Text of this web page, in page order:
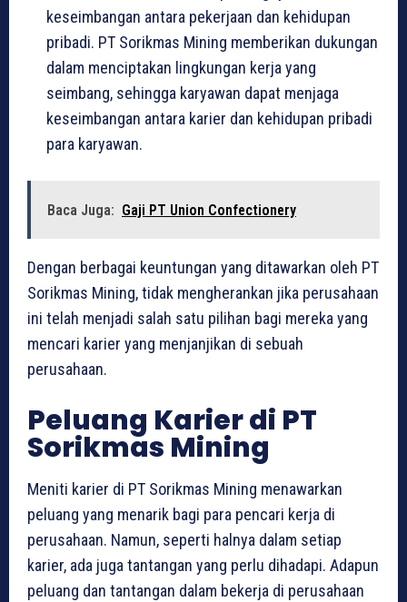
keseimbangan antara pekerjaan dan kehidupan
pribadi. PT Sorikmas Mining memberikan dukungan
dalam menciptakan lingkungan kerja yang
seimbang, sehingga karyawan dapat menjaga
keseimbangan antara karier dan kehidupan pribadi
para karyawan.
Baca Juga: Gaji PT Union Confectionery
Dengan berbagai keuntungan yang ditawarkan oleh PT
Sorikmas Mining, tidak mengherankan jika perusahaan
ini telah menjadi salah satu pilihan bagi mereka yang
mencari karier yang menjanjikan di sebuah
perusahaan.
Peluang Karier di PT
Sorikmas Mining
Meniti karier di PT Sorikmas Mining menawarkan
peluang yang menarik bagi para pencari kerja di
perusahaan. Namun, seperti halnya dalam setiap
karier, ada juga tantangan yang perlu dihadapi. Adapun
peluang dan tantangan dalam bekerja di perusahaan